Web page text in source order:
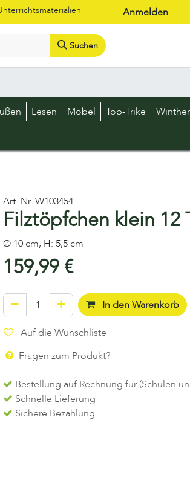
Anmelden
Suchen
Lesen Möbel Top-Trike Winther
Art. Nr. W103454
Filztöpfchen klein 12
Ø 10 cm, H: 5,5 cm
159,99€
In den Warenkorb
Auf die Wunschliste
Fragen zum Produkt?
Bestellung auf Rechnung für (Schulen
Schnelle Lieferung
Sichere Bezahlung